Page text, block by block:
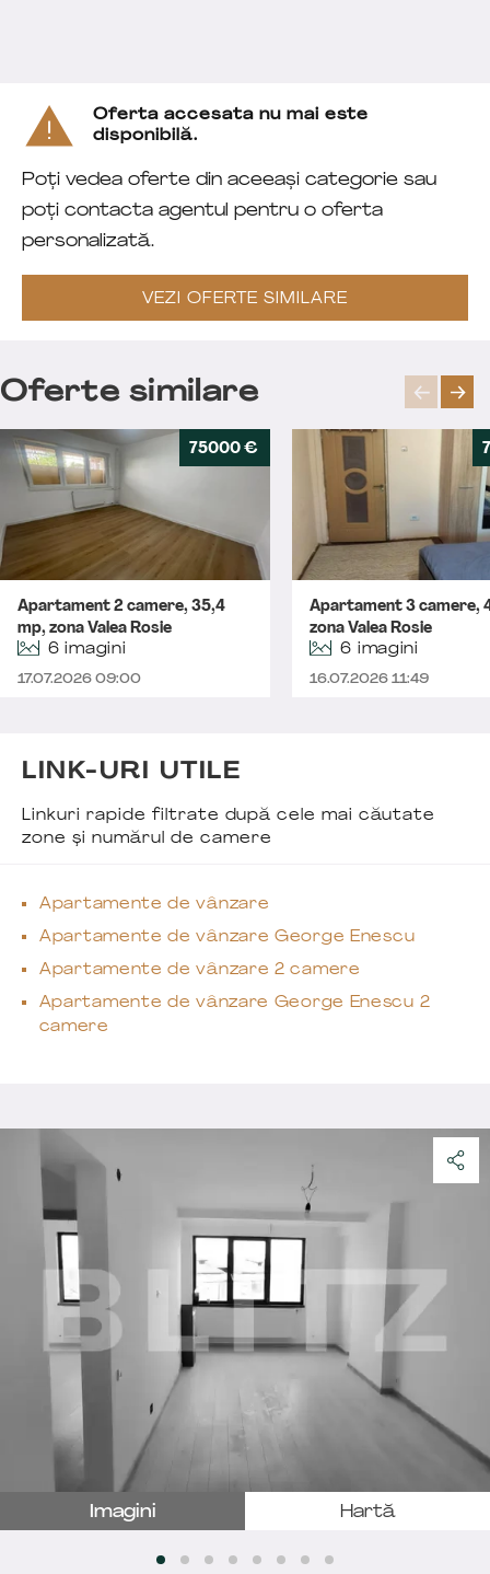
Oferta accesata nu mai este
disponibilă.
Poți vedea oferte din aceeași categorie sau
poți contacta agentul pentru o oferta
personalizată.
VEZI OFERTE SIMILARE
Oferte similare
75000 €
Apartament 2 camere, 35,4
mp, zona Valea Rosie
6 imagini
17.07.2026 09:00
Apartament 3 camere,
zona Valea Rosie
6 imagini
16.07.2026 11:49
LINK-URI UTILE
Linkuri rapide filtrate după cele mai căutate
zone și numărul de camere
Apartamente de vânzare
Apartamente de vânzare George Enescu
Apartamente de vânzare 2 camere
Apartamente de vânzare George Enescu 2
camere
Imagini Hartă